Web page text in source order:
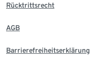
Rücktrittsrecht
AGB
Barrierefreiheitserklärung